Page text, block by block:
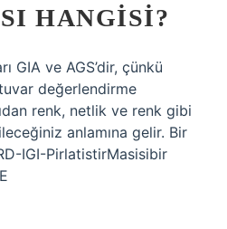
HANGISI?
GIA ve AGS’dir, çünkü
değerlendirme
renk, netlik ve renk gibi
anlamına gelir. Bir
IGI-PirlatistirMasisibir